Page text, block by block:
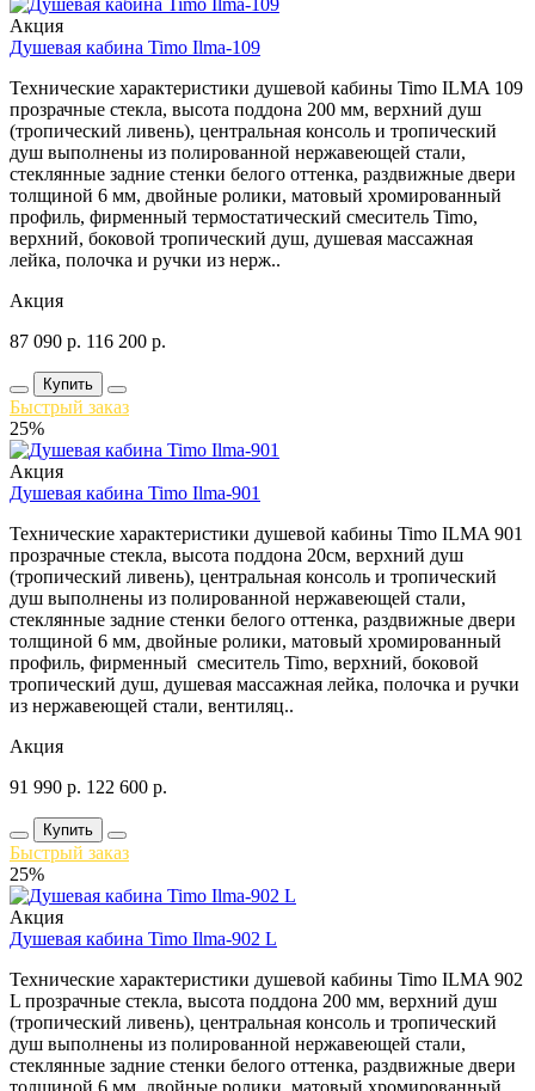
Акция
Душевая кабина Timo Ilma-109
Технические характеристики душевой кабины Timo ILMA 109
прозрачные стекла, высота поддона 200 мм, верхний душ
(тропический ливень), центральная консоль и тропический
душ выполнены из полированной нержавеющей стали,
стеклянные задние стенки белого оттенка, раздвижные двери
толщиной 6 мм, двойные ролики, матовый хромированный
профиль, фирменный термостатический смеситель Timo,
верхний, боковой тропический душ, душевая массажная
лейка, полочка и ручки из нерж..
Акция
87 090 р. 116 200 р.
Купить
Быстрый заказ
25%
Акция
Душевая кабина Timo Ilma-901
Технические характеристики душевой кабины Timo ILMA 901
прозрачные стекла, высота поддона 20см, верхний душ
(тропический ливень), центральная консоль и тропический
душ выполнены из полированной нержавеющей стали,
стеклянные задние стенки белого оттенка, раздвижные двери
толщиной 6 мм, двойные ролики, матовый хромированный
профиль, фирменный смеситель Timo, верхний, боковой
тропический душ, душевая массажная лейка, полочка и ручки
из нержавеющей стали, вентиляц..
Акция
91 990 р. 122 600 р.
Купить
Быстрый заказ
25%
Акция
Душевая кабина Timo Ilma-902 L
Технические характеристики душевой кабины Timo ILMA 902
L прозрачные стекла, высота поддона 200 мм, верхний душ
(тропический ливень), центральная консоль и тропический
душ выполнены из полированной нержавеющей стали,
стеклянные задние стенки белого оттенка, раздвижные двери
толщиной 6 мм, двойные ролики, матовый хромированный